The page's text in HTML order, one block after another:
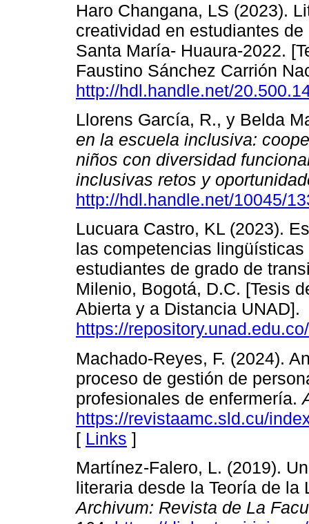
Haro Changana, LS (2023).
creatividad en estudiantes de
Santa María- Huaura-2022.
Faustino Sánchez Carrión
http://hdl.handle.net/
Llorens García, R., y Belda
en la escuela inclusiva:
niños con diversidad
inclusivas retos y
http://hdl.handle.net/10045/
Lucuara Castro, KL (2023).
las competencias
estudiantes de grado de
Milenio, Bogotá, D.C. [Tesis
Abierta y a Distancia UNAD].
https://
Machado-Reyes, F. (2024).
proceso de gestión de
profesionales de enfermería.
https://revistaamc.sld.cu/
[ Links ]
Martínez-Falero, L. (2019).
literaria desde la Teoría de
Archivum: Revista de La